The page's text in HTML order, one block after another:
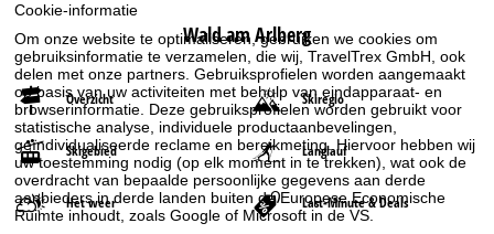
Cookie-informatie
Om onze website te optimaliseren, gebruiken we cookies om
gebruiksinformatie te verzamelen, die wij, TravelTrex GmbH, ook
delen met onze partners. Gebruiksprofielen worden aangemaakt
op basis van uw activiteiten met behulp van eindapparaat- en
browserinformatie. Deze gebruiksprofielen worden gebruikt voor
statistische analyse, individuele productaanbevelingen,
geïndividualiseerde reclame en bereikmeting. Hiervoor hebben wij
uw toestemming nodig (op elk moment in te trekken), wat ook de
overdracht van bepaalde persoonlijke gegevens aan derde
aanbieders in derde landen buiten de Europese Economische
Ruimte inhoudt, zoals Google of Microsoft in de VS.
Wald am Arlberg
Overzicht Skiregio
Skigebied Langlauf
Het weer Last-Minute & Deals